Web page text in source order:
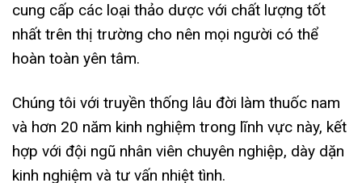
cung cấp các loại thảo dược với chất lượng tốt
nhất trên thị trường cho nên mọi người có thể
hoàn toàn yên tâm.
Chúng tôi với truyền thống lâu đời làm thuốc nam
và hơn 20 năm kinh nghiệm trong lĩnh vực này, kết
hợp với đội ngũ nhân viên chuyên nghiệp, dày dặn
kinh nghiệm và tư vấn nhiệt tình.